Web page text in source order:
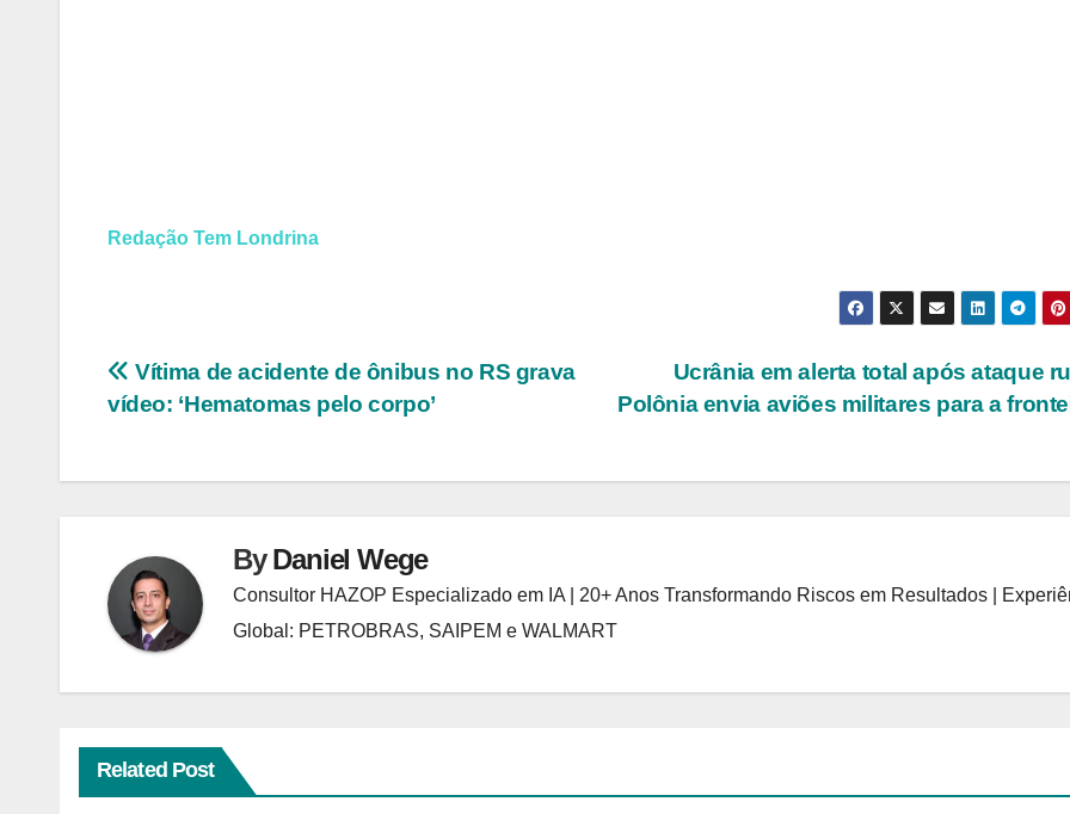
Redação Tem Londrina
Navegação
Post
Ucrânia em alerta total após ataque
Polônia envia aviões militares para a
Vítima de acidente de ônibus no RS grava
vídeo: ‘Hematomas pelo corpo’
ByDaniel Wege
Consultor HAZOP Especializado em IA | 20+ Anos Transformando Riscos em Resultados |
Global: PETROBRAS, SAIPEM e WALMART
Related Post